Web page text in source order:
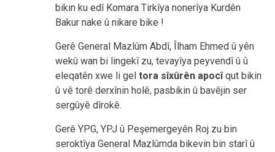
bikin ku edî Komara Tirkîya nonerîya Kurdên
Bakur nake û nikare bike !
Gerê General Mazlûm Abdî, Îlham Ehmed û yên
wekû wan bi lingekî zu, tevayîya peyvendî û û
eleqatên xwe li gel tora sîxûrên apocîqut bikin
û vê torê derxînin holê, pasbikin û bavêjin ser
sergûyê dîrokê.
Gerê YPG, YPJ û Peşemergeyên Roj zu bin
seroktîya General Mazlûmda bikevin bin starî û